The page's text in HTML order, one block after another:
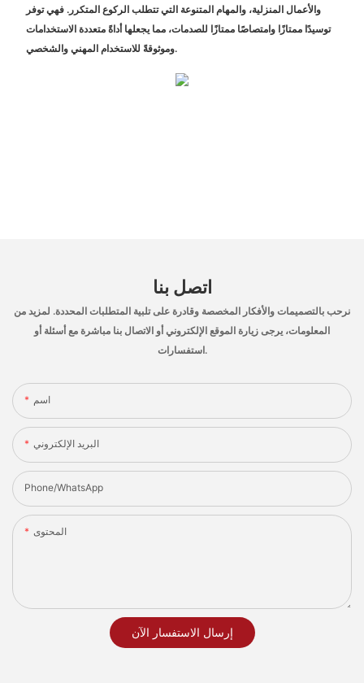
والأعمال المنزلية، والمهام المتنوعة التي تتطلب الركوع المتكرر. فهي توفر
توسيدًا ممتازًا وامتصاصًا ممتازًا للصدمات، مما يجعلها أداةً متعددة الاستخدامات
وموثوقةً للاستخدام المهني والشخصي.
اتصل بنا
نرحب بالتصميمات والأفكار المخصصة وقادرة على تلبية المتطلبات المحددة. لمزيد من
المعلومات، يرجى زيارة الموقع الإلكتروني أو الاتصال بنا مباشرة مع أسئلة أو
استفسارات.
اسم
البريد الإلكتروني
Phone/whatsApp
المحتوى
إرسال الاستفسار الآن